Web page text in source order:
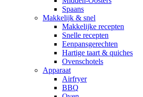
Spaans
Makkelijk & snel
Makkelijke recepten
Snelle recepten
Eenpansgerechten
Hartige taart & quiches
Ovenschotels
Apparaat
Airfryer
BBQ